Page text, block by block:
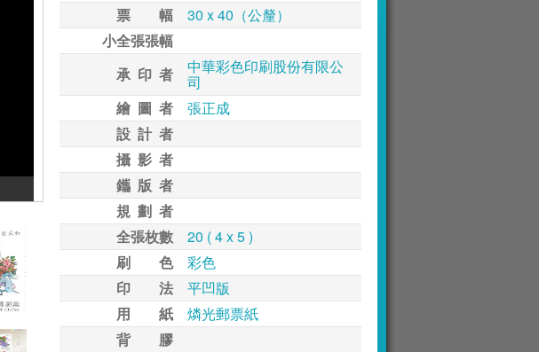
票 幅
30 x 40（公釐）
小全張張幅
承 印 者
中華彩色印刷股份有限公
司
繪 圖 者
張正成
設 計 者
攝 影 者
鑴 版 者
規 劃 者
全張枚數
20 ( 4 x 5 )
刷 色
彩色
印 法
平凹版
用 紙
燐光郵票紙
背 膠